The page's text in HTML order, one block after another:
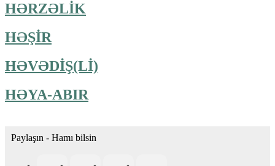
HƏRZƏLİK
HƏŞİR
HƏVƏDİŞ(Lİ)
HƏYA-ABIR
Paylaşın - Hamı bilsin